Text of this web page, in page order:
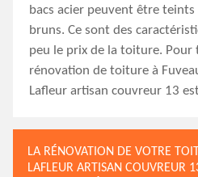
bacs acier peuvent être
bruns. Ce sont des
peu le prix de la toiture. Pour
rénovation de toiture à
Lafleur artisan couvreur 13
LA RÉNOVATION DE VOTRE
LAFLEUR ARTISAN COUVREUR